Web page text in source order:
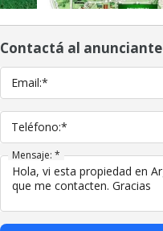
Contactá al anunciante
Email:*
Teléfono:*
Mensaje: *